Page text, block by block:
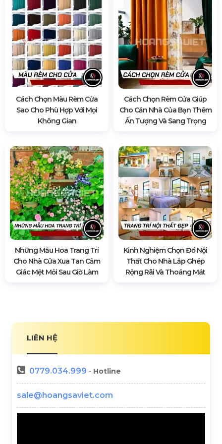
Cách Chọn Màu Rèm Cửa
Sao Cho Phù Hợp Với Mọi
Không Gian
Cách Chọn Rèm Cửa Giúp
Cho Căn Nhà Của Bạn Thêm
Ấn Tượng Và Sang Trọng
Những Mẫu Hoa Trang Trí
Cho Nhà Cửa Xua Tan Cảm
Giác Mệt Mỏi Sau Giờ Làm
Kinh Nghiệm Chọn Đồ Nội
Thất Cho Nhà Lắp Ghép
Rộng Rãi Và Thoáng Mát
LIÊN HỆ
0779.034.999 - Hotline
sale@hoangsaviet.com